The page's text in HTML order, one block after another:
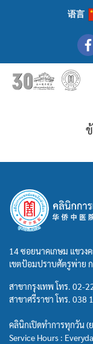
语言
14 ซอยนาคเกษม แขวง
เขตป้อมปราบศัตรูพ่าย
สาขากรุงเทพ โทร. 02-
สาขาศรีราชา โทร. 038
คลินิกเปิดทำการทุกวัน
Service Hours :